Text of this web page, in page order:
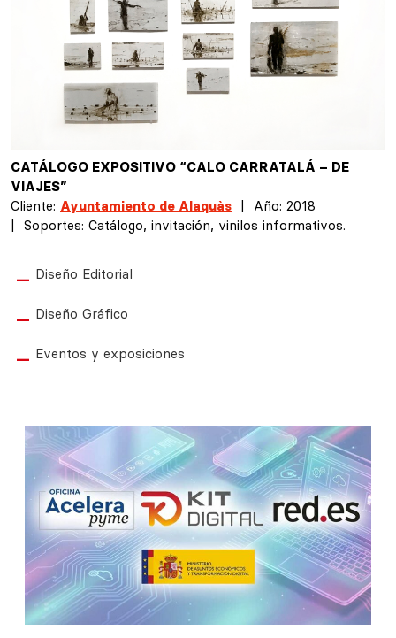
CATÁLOGO EXPOSITIVO “CALO CARRATALÁ – DE
VIAJES”
Cliente: Ayuntamiento de Alaquàs | Año: 2018
| Soportes: Catálogo, invitación, vinilos informativos.
Diseño Editorial
Diseño Gráfico
Eventos y exposiciones